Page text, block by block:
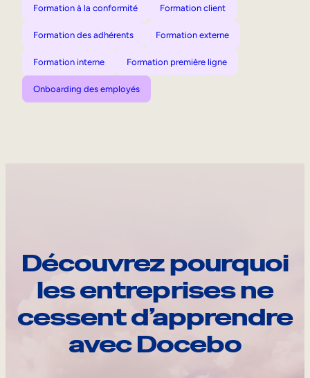
Formation à la conformité Formation client
Formation des adhérents Formation externe
Formation interne Formation première ligne
Onboarding des employés
Découvrez pourquoi
les entreprises ne
cessent d’apprendre
avec Docebo